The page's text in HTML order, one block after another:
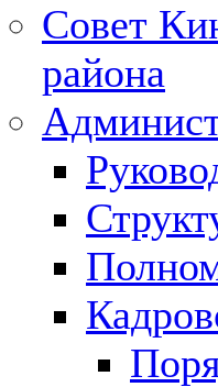
Совет
района